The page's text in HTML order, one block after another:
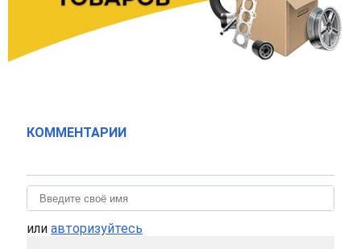
КОММЕНТАРИИ
или авторизуйтесь